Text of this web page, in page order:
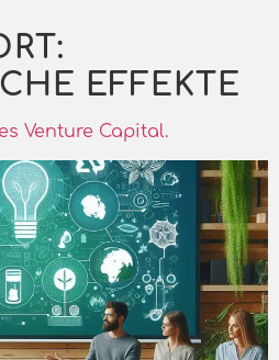
EFFEKTE
Venture Capital.